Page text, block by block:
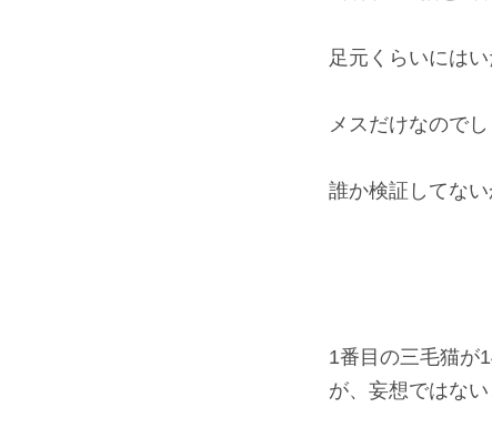
足元くらいには
メスだけなのでし
誰か検証してな
1番目の三毛猫が
が、妄想ではな